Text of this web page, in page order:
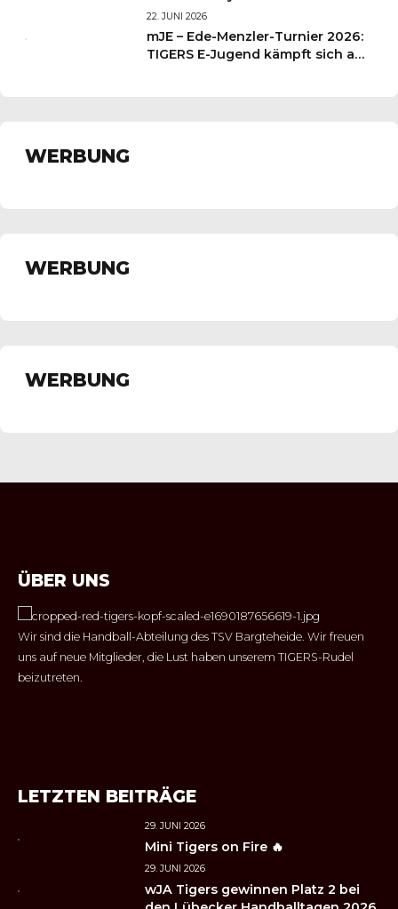
Wochenende für unsere kleinen
TIGERS
22. JUNI 2026
mJE – Ede-Menzler-Turnier 2026:
TIGERS E-Jugend kämpft sich auf
WERBUNG
WERBUNG
WERBUNG
ÜBER UNS
Wir sind die Handball-Abteilung des TSV Bargteheide. Wir freuen
uns auf neue Mitglieder, die Lust haben unserem TIGERS-Rudel
beizutreten.
LETZTEN BEITRÄGE
29. JUNI 2026
Mini Tigers on Fire 🔥
29. JUNI 2026
wJA Tigers gewinnen Platz 2 bei